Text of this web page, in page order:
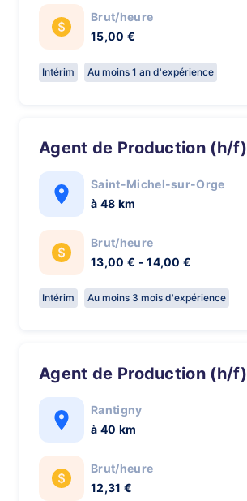
Brut/heure
15,00 €
Intérim Au moins 1 an d'expérience
Agent de Production (h/f)
Saint-Michel-sur-Orge
à 48 km
Brut/heure
13,00 € - 14,00 €
Intérim Au moins 3 mois d'expérience
Agent de Production (h/f)
Rantigny
à 40 km
Brut/heure
12,31 €